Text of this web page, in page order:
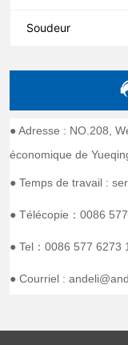
Soudeur
● Adresse : NO.208,
économique de
● Temps de travail :
● Télécopie：0086
● Tel：0086 577 6273
● Courriel :